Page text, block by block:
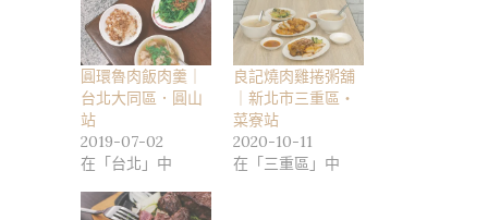
圓環魯肉飯肉羹｜
台北大同區．圓山
站
2019-07-02
在「台北」中
良記燒肉雞捲粥舖
｜新北市三重區・
菜寮站
2020-10-11
在「三重區」中